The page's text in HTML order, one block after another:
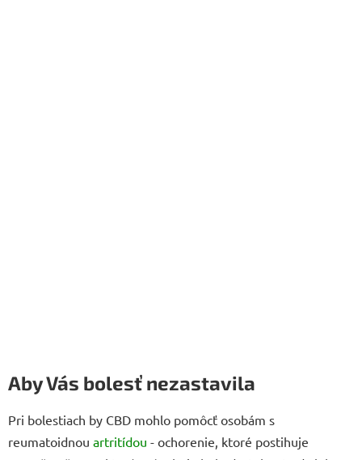
Aby Vás bolesť nezastavila
Pri bolestiach by CBD mohlo pomôcť osobám s
reumatoidnou artritídou - ochorenie, ktoré postihuje